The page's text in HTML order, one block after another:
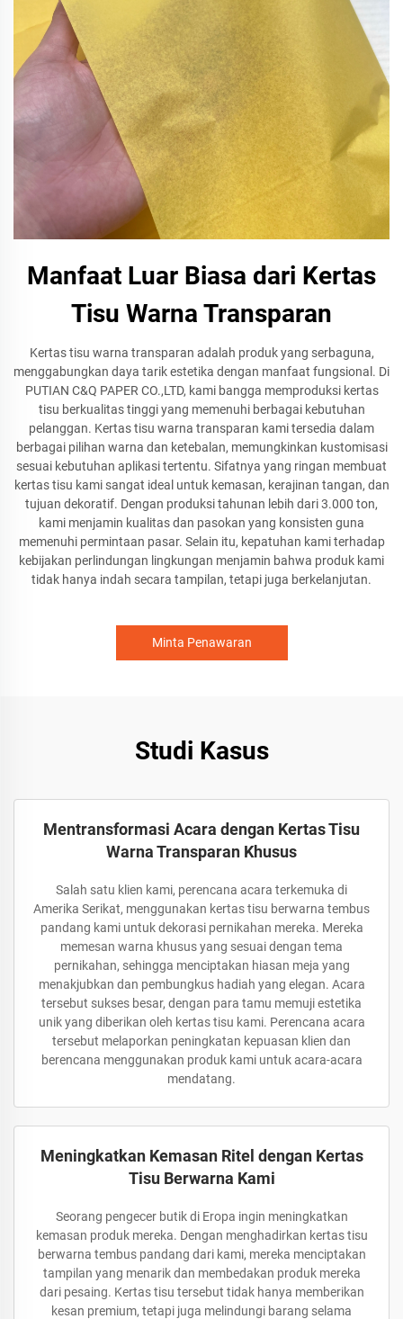
Manfaat Luar Biasa dari Kertas
Tisu Warna Transparan
Kertas tisu warna transparan adalah produk yang serbaguna,
menggabungkan daya tarik estetika dengan manfaat fungsional. Di
PUTIAN C&Q PAPER CO.,LTD, kami bangga memproduksi kertas
tisu berkualitas tinggi yang memenuhi berbagai kebutuhan
pelanggan. Kertas tisu warna transparan kami tersedia dalam
berbagai pilihan warna dan ketebalan, memungkinkan kustomisasi
sesuai kebutuhan aplikasi tertentu. Sifatnya yang ringan membuat
kertas tisu kami sangat ideal untuk kemasan, kerajinan tangan, dan
tujuan dekoratif. Dengan produksi tahunan lebih dari 3.000 ton,
kami menjamin kualitas dan pasokan yang konsisten guna
memenuhi permintaan pasar. Selain itu, kepatuhan kami terhadap
kebijakan perlindungan lingkungan menjamin bahwa produk kami
tidak hanya indah secara tampilan, tetapi juga berkelanjutan.
Minta Penawaran
Studi Kasus
Mentransformasi Acara dengan Kertas Tisu
Warna Transparan Khusus
Salah satu klien kami, perencana acara terkemuka di
Amerika Serikat, menggunakan kertas tisu berwarna tembus
pandang kami untuk dekorasi pernikahan mereka. Mereka
memesan warna khusus yang sesuai dengan tema
pernikahan, sehingga menciptakan hiasan meja yang
menakjubkan dan pembungkus hadiah yang elegan. Acara
tersebut sukses besar, dengan para tamu memuji estetika
unik yang diberikan oleh kertas tisu kami. Perencana acara
tersebut melaporkan peningkatan kepuasan klien dan
berencana menggunakan produk kami untuk acara-acara
mendatang.
Meningkatkan Kemasan Ritel dengan Kertas
Tisu Berwarna Kami
Seorang pengecer butik di Eropa ingin meningkatkan
kemasan produk mereka. Dengan menghadirkan kertas tisu
berwarna tembus pandang dari kami, mereka menciptakan
tampilan yang menarik dan membedakan produk mereka
dari pesaing. Kertas tisu tersebut tidak hanya memberikan
kesan premium, tetapi juga melindungi barang selama